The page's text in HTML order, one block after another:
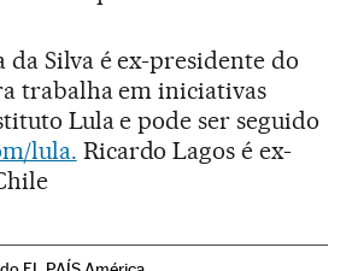
Silva é ex-presidente do
trabalha em iniciativas
Lula e pode ser seguido
lula. Ricardo Lagos é ex-